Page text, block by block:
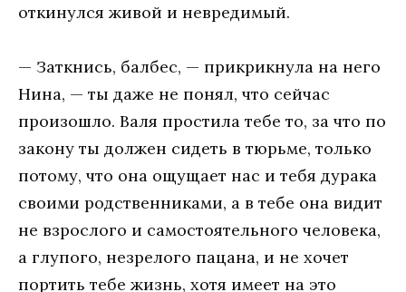
откинулся живой и невредимый.
— Заткнись, балбес, — прикрикнула на него
Нина, — ты даже не понял, что сейчас
произошло. Валя простила тебе то, за что по
закону ты должен сидеть в тюрьме, только
потому, что она ощущает нас и тебя дурака
своими родственниками, а в тебе она видит
не взрослого и самостоятельного человека,
а глупого, незрелого пацана, и не хочет
портить тебе жизнь, хотя имеет на это